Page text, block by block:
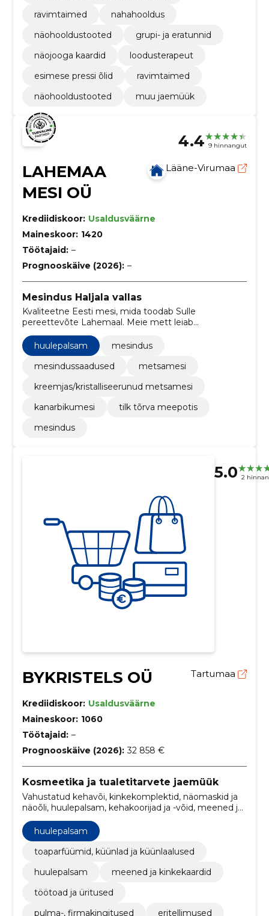
ravimtaimed
nahahooldus
näohooldustooted
grupi- ja eratunnid
näojooga kaardid
loodusterapeut
esimese pressi õlid
ravimtaimed
näohooldustooted
muu jaemüük
4.4 9 hinnangut
LAHEMAA
MESI OÜ
Lääne-Virumaa
Krediidiskoor: Usaldusväärne
Maineskoor: 1420
Töötajaid: –
Prognooskäive (2026): –
Mesindus Haljala vallas
Kvaliteetne Eesti mesi, mida toodab Sulle
pereettevõte Lahemaal. Meie mett leiab
kauplusekettidest üle Eesti! Lahemaa mesi, mesilaste
meistriteos!
huulepalsam
mesindus
mesindussaadused
metsamesi
kreemjas/kristalliseerunud metsamesi
kanarbikumesi
tilk tõrva meepotis
mesindus
5.0 2
BYKRISTELS OÜ Tartumaa
Krediidiskoor: Usaldusväärne
Maineskoor: 1060
Töötajaid: –
Prognooskäive (2026): 32 858 €
Kosmeetika ja tualetitarvete jaemüük
Vahustatud kehavõi, kinkekomplektid, näomaskid ja
näoõli, huulepalsam, kehakoorijad ja -võid, meened ja
kinkekaardid, töötoad ja üritused, firmameenete ja
kingituste valmistmine, Habeme- ja näoõli,
Huulebalsam
huulepalsam
toaparfüümid, küünlad ja küünlaalused
huulepalsam
meened ja kinkekaardid
töötoad ja üritused
pulma-, firmakingitused
eritellimused